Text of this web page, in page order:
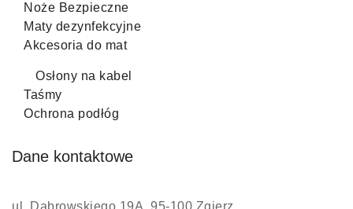
Noże Bezpieczne
Maty dezynfekcyjne
Akcesoria do mat
Osłony na kabel
Taśmy
Ochrona podłóg
Dane kontaktowe
ul. Dąbrowskiego 19A, 95-100 Zgierz